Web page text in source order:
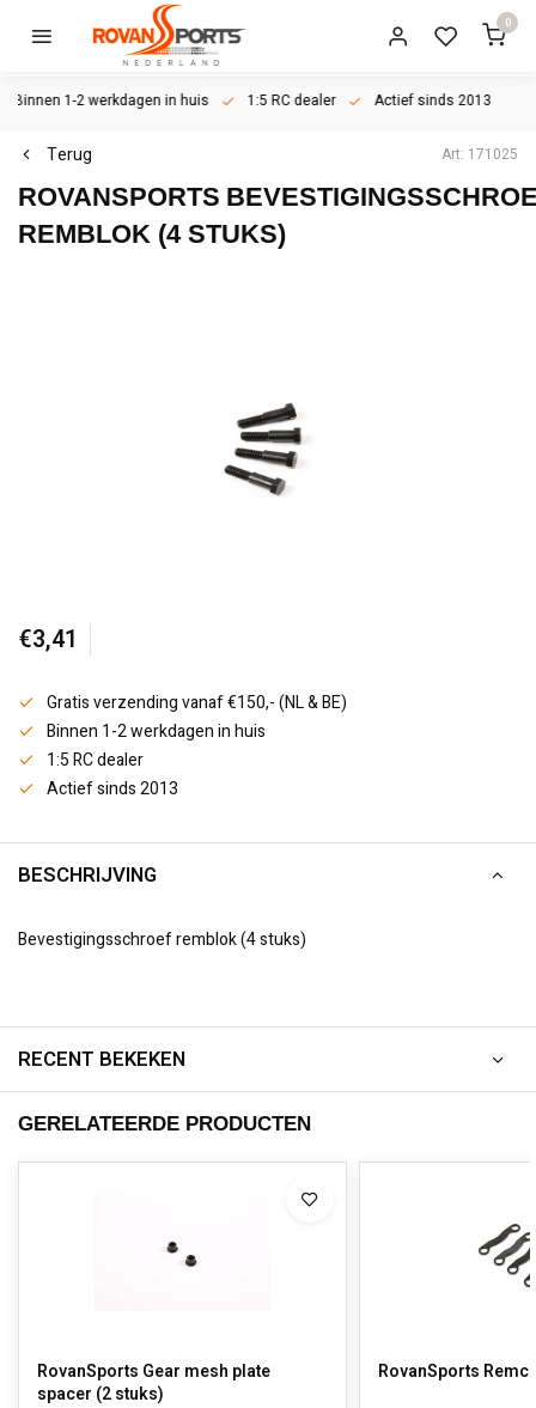
0
Binnen 1-2 werkdagen in huis 1:5 RC dealer Actief sinds 2013
Terug Art: 171025
ROVANSPORTS
REMBLOK (4 STUKS)
€3,41
Gratis verzending vanaf €150,- (NL & BE)
Binnen 1-2 werkdagen in huis
1:5 RC dealer
Actief sinds 2013
BESCHRIJVING
Bevestigingsschroef remblok (4 stuks)
RECENT BEKEKEN
GERELATEERDE PRODUCTEN
RovanSports Gear mesh plate
spacer (2 stuks)
RovanSports